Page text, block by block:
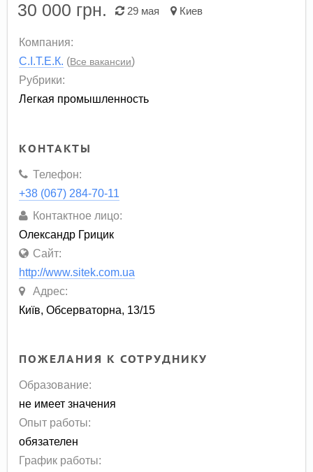
30 000 грн. 29 мая Киев
Компания:
С.І.Т.Е.К. (Все вакансии)
Рубрики:
Легкая промышленность
КОНТАКТЫ
Телефон:
+38 (067) 284-70-11
Контактное лицо:
Олександр Грицик
Сайт:
http://www.sitek.com.ua
Адрес:
Київ, Обсерваторна, 13/15
ПОЖЕЛАНИЯ К СОТРУДНИКУ
Образование:
не имеет значения
Опыт работы:
обязателен
График работы: